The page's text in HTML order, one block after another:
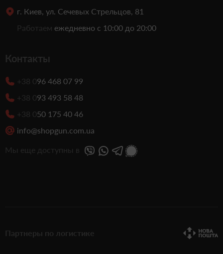
г. Киев, ул. Сечевых Стрельцов, 81
Работаем ежедневно с 10:00 до 20:00
Контакты
+38 096 468 07 99
+38 093 493 58 48
+38 050 175 40 46
info@shopgun.com.ua
Мы еще доступны в
Партнеры по логистике